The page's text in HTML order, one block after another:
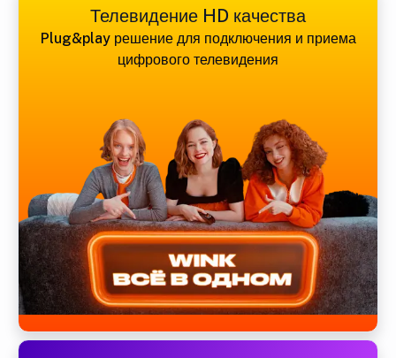
Телевидение HD качества
Plug&play решение для подключения и приема
цифрового телевидения